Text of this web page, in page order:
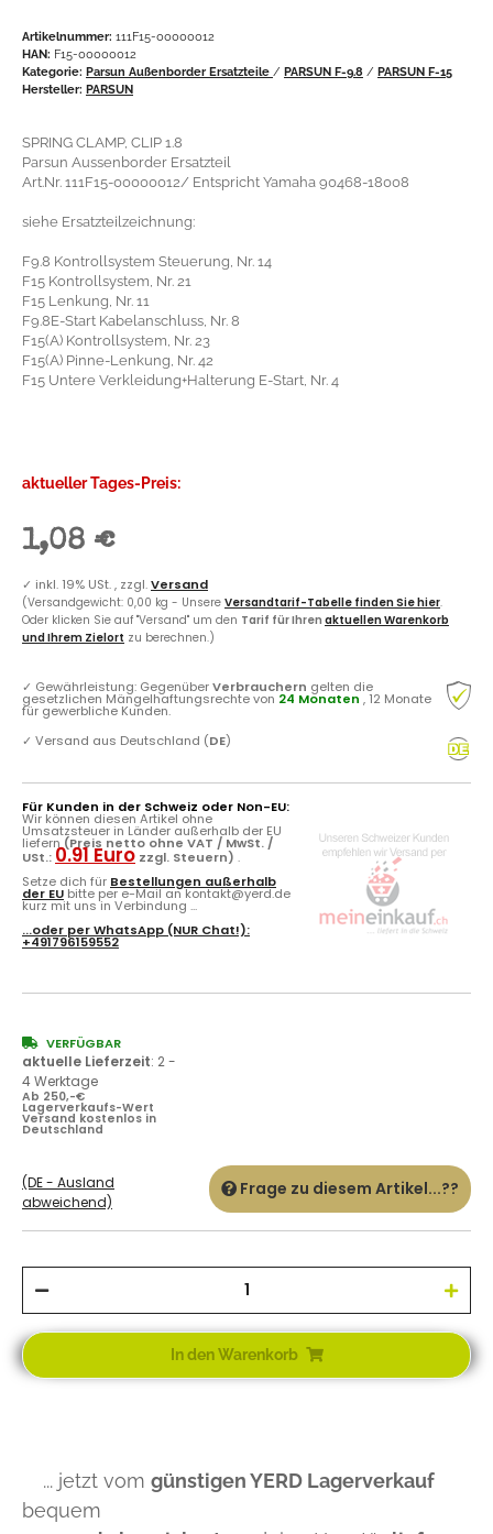
Artikelnummer: 111F15-00000012
HAN: F15-00000012
Kategorie: Parsun Außenborder Ersatzteile / PARSUN F-9.8 / PARSUN F-15
Hersteller: PARSUN
SPRING CLAMP, CLIP 1.8
Parsun Aussenborder Ersatzteil
Art.Nr. 111F15-00000012/ Entspricht Yamaha 90468-18008
siehe Ersatzteilzeichnung:
F9.8 Kontrollsystem Steuerung, Nr. 14
F15 Kontrollsystem, Nr. 21
F15 Lenkung, Nr. 11
F9.8E-Start Kabelanschluss, Nr. 8
F15(A) Kontrollsystem, Nr. 23
F15(A) Pinne-Lenkung, Nr. 42
F15 Untere Verkleidung+Halterung E-Start, Nr. 4
aktueller Tages-Preis:
1,08 €
✓ inkl. 19% USt. , zzgl.Versand
(Versandgewicht: 0,00 kg - Unsere Versandtarif-Tabelle finden Sie hier.
Oder klicken Sie auf "Versand" um den Tarif für Ihren aktuellen Warenkorb
und Ihrem Zielort zu berechnen.)
✓ Gewährleistung: GegenüberVerbrauchern gelten die
gesetzlichen Mängelhaftungsrechte von 24 Monaten , 12 Monate
für gewerbliche Kunden.
✓ Versand aus Deutschland (DE)
Für Kunden in der Schweiz oder Non-EU:
Wir können diesen Artikel ohne
Umsatzsteuer in Länder außerhalb der EU
liefern(Preis netto ohne VAT / MwSt. /
USt.: 0.91 Euro zzgl. Steuern) .
Setze dich für Bestellungen außerhalb
der EU bitte per e-Mail an kontakt@yerd.de
kurz mit uns in Verbindung ...
...oder perWhatsApp (NUR Chat!):
+491796159552
VERFÜGBAR
aktuelle Lieferzeit: 2 -
4 Werktage
Ab 250,-€
Lagerverkaufs-Wert
Versand kostenlos in
Deutschland
(DE - Ausland
abweichend)
Frage zu diesem Artikel...??
In den Warenkorb
... jetzt vom günstigen YERD Lagerverkauf
bequem